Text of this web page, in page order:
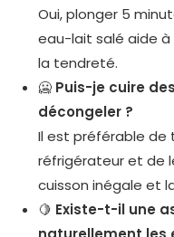
Oui, plonger 5
eau-lait salé aide
la tendreté.
🥶 Puis-je cuire
décongeler ?
Il est préférable de
réfrigérateur et de
cuisson inégale et
🍋 Existe-t-il une